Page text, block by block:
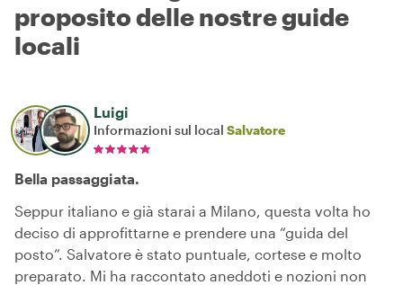
proposito delle nostre guide
locali
Luigi
Informazioni sul local Salvatore
Bella passaggiata.
Seppur italiano e già starai a Milano, questa volta ho
deciso di approfittarne e prendere una “guida del
posto”. Salvatore è stato puntuale, cortese e molto
preparato. Mi ha raccontato aneddoti e nozioni non